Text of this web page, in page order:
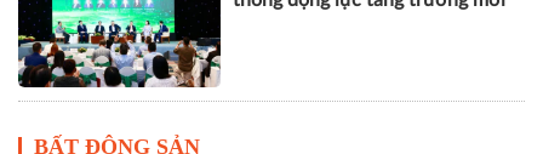
thúc đẩy hình thành hệ sinh thái